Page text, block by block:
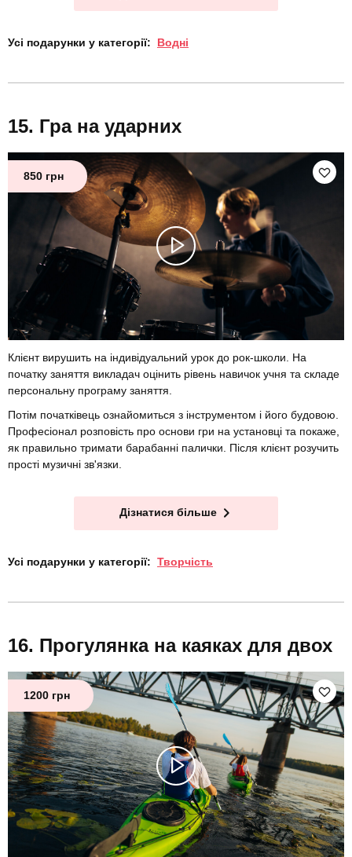
Усі подарунки у категорії: Водні
Гра на ударних
850 грн
Клієнт вирушить на індивідуальний урок до рок-школи. На
початку заняття викладач оцінить рівень навичок учня та складе
персональну програму заняття.
Потім початківець ознайомиться з інструментом і його будовою.
Професіонал розповість про основи гри на установці та покаже,
як правильно тримати барабанні палички. Після клієнт розучить
прості музичні зв'язки.
Дізнатися більше
Усі подарунки у категорії: Творчість
Прогулянка на каяках для двох
1200 грн